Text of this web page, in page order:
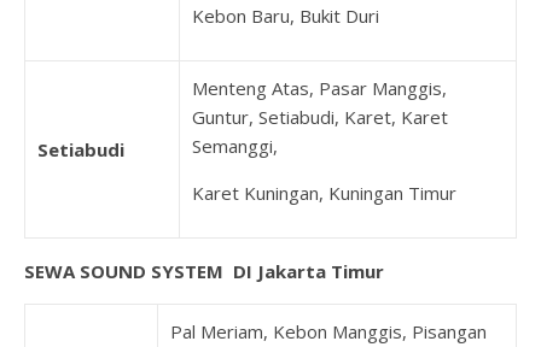
Kebon Baru, Bukit Duri
Setiabudi
Menteng Atas, Pasar Manggis,
Guntur, Setiabudi, Karet, Karet
Semanggi,
Karet Kuningan, Kuningan Timur
SEWA SOUND SYSTEM DI Jakarta Timur
Pal Meriam, Kebon Manggis, Pisangan